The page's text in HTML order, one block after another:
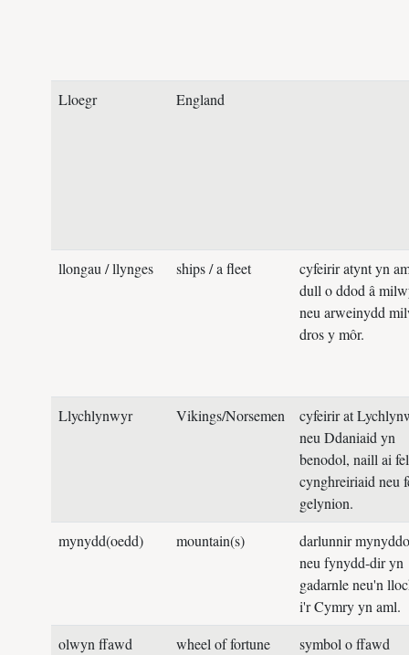
Lloegr England
llongau / llynges ships / a fleet
cyfeirir atynt yn
dull o ddod â
neu arweinydd
dros y môr.
Llychlynwyr Vikings/Norsemen
cyfeirir at
neu Ddaniaid yn
benodol, naill ai fel
cynghreiriaid neu
gelynion.
mynydd(oedd)
mountain(s)
darlunnir
neu fynydd-dir yn
gadarnle neu'n
i'r Cymry yn aml.
olwyn ffawd
wheel of fortune
symbol o ffawd